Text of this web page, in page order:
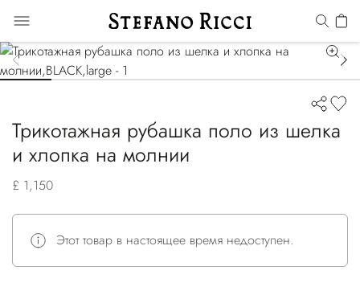
Трикотажная рубашка поло из шелка
и хлопка на молнии
£ 1,150
Этот товар в настоящее время недоступен.